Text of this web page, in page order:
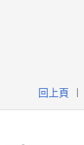
回上頁 |